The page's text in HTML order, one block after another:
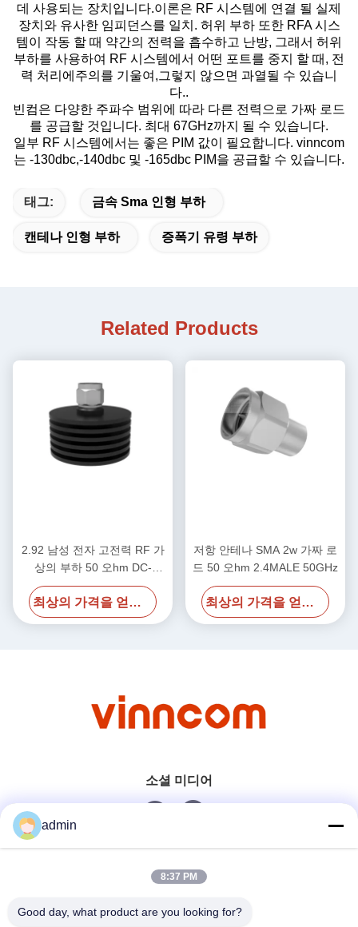
데 사용되는 장치입니다.이론은 RF 시스템에 연결 될 실제
장치와 유사한 임피던스를 일치. 허위 부하 또한 RFA 시스
템이 작동 할 때 약간의 전력을 흡수하고 난방, 그래서 허위
부하를 사용하여 RF 시스템에서 어떤 포트를 중지 할 때, 전
력 처리에주의를 기울여,그렇지 않으면 과열될 수 있습니
다..
빈컴은 다양한 주파수 범위에 따라 다른 전력으로 가짜 로드
를 공급할 것입니다. 최대 67GHz까지 될 수 있습니다.
일부 RF 시스템에서는 좋은 PIM 값이 필요합니다. vinncom
는 -130dbc,-140dbc 및 -165dbc PIM을 공급할 수 있습니다.
태그: 금속 Sma 인형 부하
캔테나 인형 부하 증폭기 유령 부하
Related Products
2.92 남성 전자 고전력 RF 가
상의 부하 50 오hm DC-
40GHz 20W
최상의 가격을 얻으세요
저항 안테나 SMA 2w 가짜 로
드 50 오hm 2.4MALE 50GHz
최상의 가격을 얻으세요
소셜 미디어
빠른 연락
admin
8:37 PM
Good day, what product are you looking for?